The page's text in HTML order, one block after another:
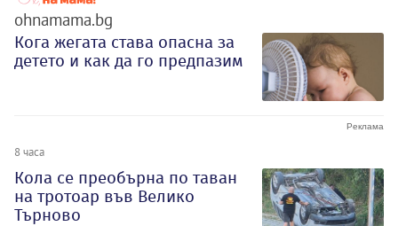
ohnamama.bg
Кога жегата става опасна за
детето и как да го предпазим
8 часа
Кола се преобърна по таван
на тротоар във Велико
Търново